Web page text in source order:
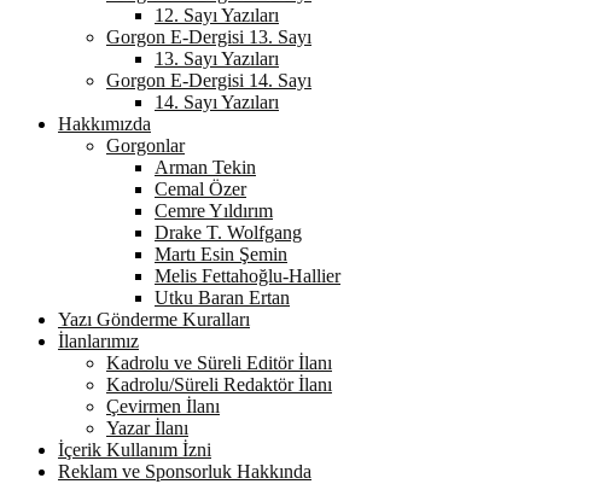
12. Sayı Yazıları
Gorgon E-Dergisi 13. Sayı
13. Sayı Yazıları
Gorgon E-Dergisi 14. Sayı
14. Sayı Yazıları
Hakkımızda
Gorgonlar
Arman Tekin
Cemal Özer
Cemre Yıldırım
Drake T. Wolfgang
Martı Esin Şemin
Melis Fettahoğlu-Hallier
Utku Baran Ertan
Yazı Gönderme Kuralları
İlanlarımız
Kadrolu ve Süreli Editör İlanı
Kadrolu/Süreli Redaktör İlanı
Çevirmen İlanı
Yazar İlanı
İçerik Kullanım İzni
Reklam ve Sponsorluk Hakkında